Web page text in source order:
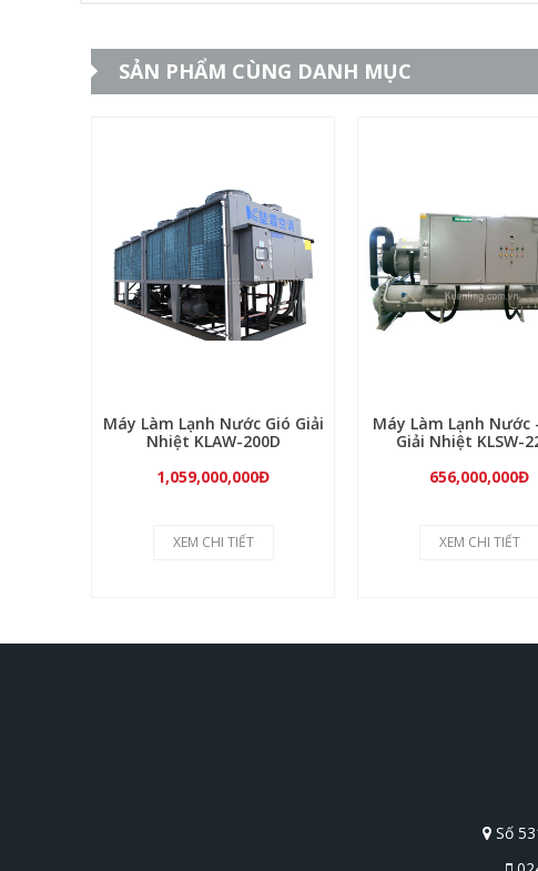
SẢN PHẨM CÙNG DANH MỤC
Máy Làm Lạnh Nước Gió Giải
Nhiệt KLAW-200D
1,059,000,000Đ
XEM CHI TIẾT
Máy Làm Lạnh Nước
Giải Nhiệt KLSW-
656,000,000Đ
XEM CHI TIẾT
Số